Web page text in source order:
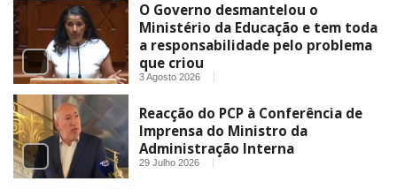
O Governo desmantelou o
Ministério da Educação e tem toda
a responsabilidade pelo problema
que criou
3 Agosto 2026
Reacção do PCP à Conferência de
Imprensa do Ministro da
Administração Interna
29 Julho 2026